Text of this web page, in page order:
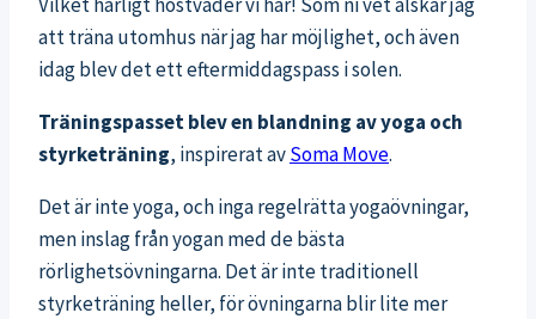
att träna utomhus när jag har möjlighet, och även
idag blev det ett eftermiddagspass i solen.
Träningspasset blev en blandning av yoga och
styrketräning, inspirerat avSoma Move.
Det är inte yoga, och inga regelrätta yogaövningar,
men inslag från yogan med de bästa
rörlighetsövningarna. Det är inte traditionell
styrketräning heller, för övningarna blir lite mer